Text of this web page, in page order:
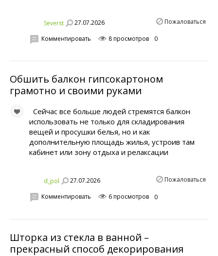
Severst 27.07.2026 Пожаловаться
Комментировать 8 просмотров 0
Обшить балкон гипсокартоном
грамотно и своими руками
Сейчас все больше людей стремятся балкон
использовать не только для складирования
вещей и просушки белья, но и как
дополнительную площадь жилья, устроив там
кабинет или зону отдыха и релаксации
d_pol 27.07.2026 Пожаловаться
Комментировать 6 просмотров 0
Шторка из стекла в ванной –
прекрасный способ декорирования